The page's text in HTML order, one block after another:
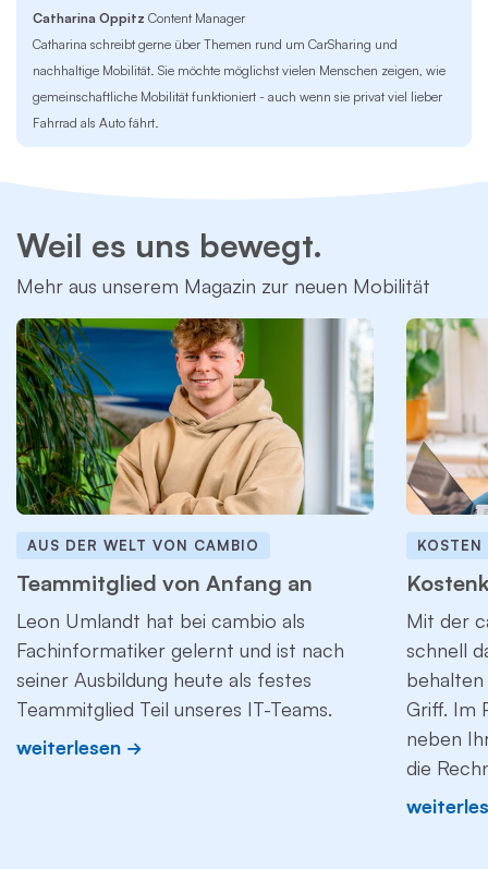
Catharina Oppitz Content Manager
Catharina schreibt gerne über Themen rund um CarSharing und
nachhaltige Mobilität. Sie möchte möglichst vielen Menschen zeigen, wie
gemeinschaftliche Mobilität funktioniert - auch wenn sie privat viel lieber
Fahrrad als Auto fährt.
Weil es uns bewegt.
Mehr aus unserem Magazin zur neuen Mobilität
AUS DER WELT VON CAMBIO
Teammitglied von Anfang an
Leon Umlandt hat bei cambio als
Fachinformatiker gelernt und ist nach
seiner Ausbildung heute als festes
Teammitglied Teil unseres IT-Teams.
weiterlesen
KOSTEN
Mit der
schnell
Griff. Im
neben
die